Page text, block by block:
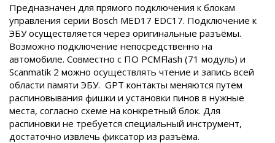
Предназначен для прямого подключения к блокам
управления серии Bosch MED17 EDC17. Подключение к
ЭБУ осуществляется через оригинальные разъёмы.
Возможно подключение непосредственно на
автомобиле. Совместно с ПО PCMFlash (71 модуль) и
Scanmatik 2 можно осуществлять чтение и запись всей
области памяти ЭБУ. GPT контакты меняются путем
распиновывания фишки и установки пинов в нужные
места, согласно схеме на конкретный блок. Для
распиновки не требуется специальный инструмент,
достаточно извлечь фиксатор из разъёма.